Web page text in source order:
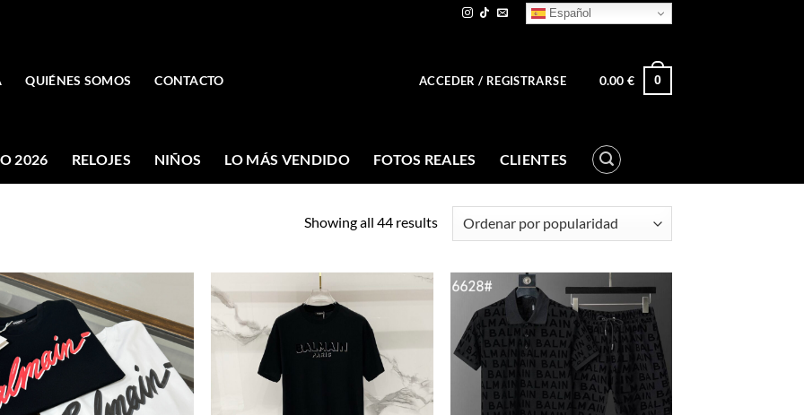
Español
QUIÉNES SOMOS CONTACTO ACCEDER / REGISTRARSE 0.00€ 0
2026 RELOJES NIÑOS LO MÁS VENDIDO FOTOS REALES CLIENTES
Showing all 44 results